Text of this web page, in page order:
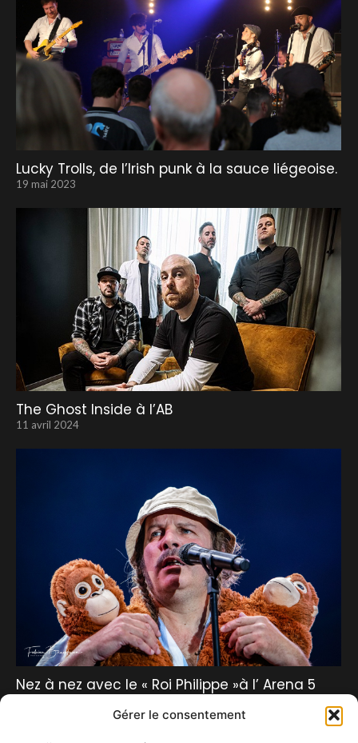
Gérer le consentement
Lucky Trolls, de l’Irish punk à la sauce liégeoise.
19 mai 2023
The Ghost Inside à l’AB
11 avril 2024
Nez à nez avec le « Roi Philippe »à l’ Arena 5